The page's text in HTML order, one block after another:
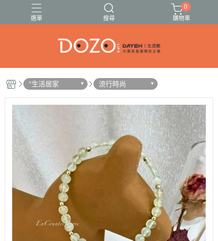
選單 搜尋
0
購物車
°生活居家 流行時尚